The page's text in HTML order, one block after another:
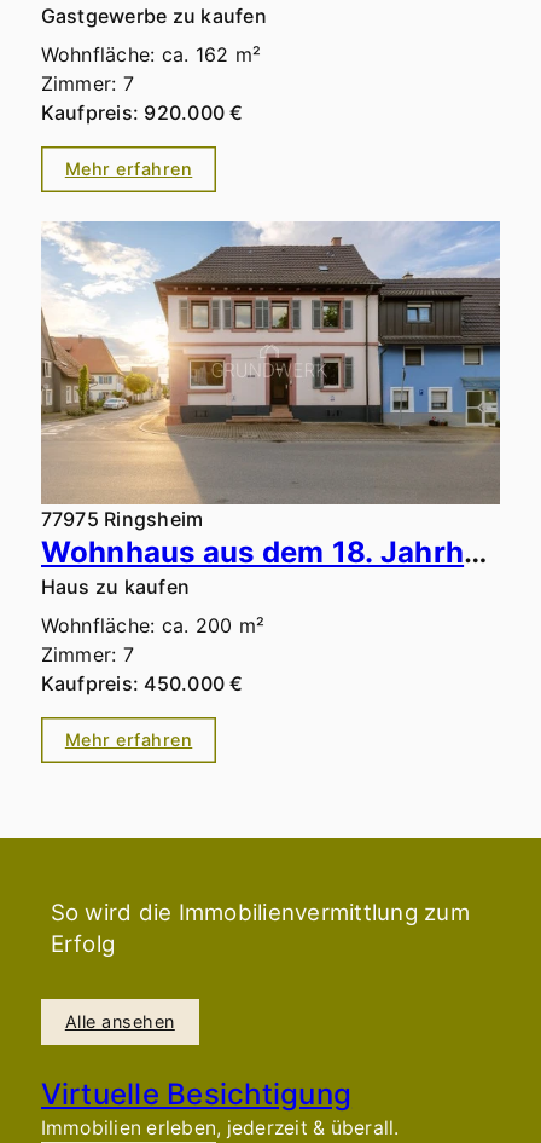
Gastgewerbe zu kaufen
Wohnfläche: ca. 162 m²
Zimmer: 7
Kaufpreis: 920.000 €
Mehr erfahren
77975 Ringsheim
Wohnhaus aus dem 18. Jahrhundert mit Gewölbekeller, Innenhof & beeindruckendem Dachstuhl
Haus zu kaufen
Wohnfläche: ca. 200 m²
Zimmer: 7
Kaufpreis: 450.000 €
Mehr erfahren
So wird die Immobilienvermittlung zum
Erfolg
Alle ansehen
Virtuelle Besichtigung
Immobilien erleben, jederzeit & überall.